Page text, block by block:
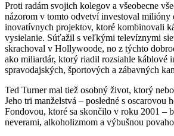
Proti radám svojich kolegov a všeobecne
názorom v tomto odvetví investoval milióny
inovatívnych projektov, ktoré kombinovali
vysielanie. Súťažil s veľkými televíznymi
skrachoval v Hollywoode, no z týchto
ako miliardár, ktorý riadil rozsiahle káblové
spravodajských, športových a zábavných
Ted Turner mal tiež osobný život, ktorý
Jeho tri manželstvá – posledné s oscarovou
Fondovou, ktoré sa skončilo v roku 2001 –
neverami, alkoholizmom a výbušnou